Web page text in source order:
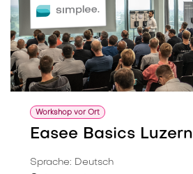
Workshop vor Ort
Easee Basics Luzern
Sprache: Deutsch